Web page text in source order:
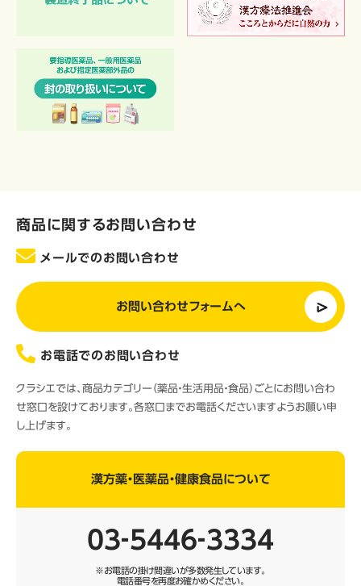
商品に関するお問い合わせ
メールでのお問い合わせ
お問い合わせフォームへ
お電話でのお問い合わせ
クラシエでは、商品カテゴリー（薬品・生活用品・食品）ごとにお問い合わ
せ窓口を設けております。各窓口までお電話くださいますようお願い申
し上げます。
漢方薬・医薬品・健康食品について
03‐5446‐3334
※お電話の掛け間違いが多数発生しています。
電話番号を再度お確かめください。